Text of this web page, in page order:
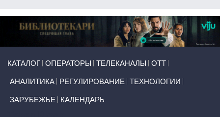
КАТАЛОГ ОПЕРАТОРЫ ТЕЛЕКАНАЛЫ ОТТ
АНАЛИТИКА РЕГУЛИРОВАНИЕ ТЕХНОЛОГИИ
ЗАРУБЕЖЬЕ КАЛЕНДАРЬ